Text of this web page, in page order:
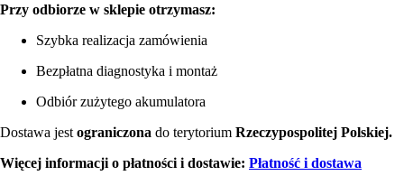
Przy odbiorze w sklepie otrzymasz:
Szybka realizacja zamówienia
Bezpłatna diagnostyka i montaż
Odbiór zużytego akumulatora
Dostawa jest ograniczona do terytorium Rzeczypospolitej Polskiej.
Więcej informacji o płatności i dostawie: Płatność i dostawa